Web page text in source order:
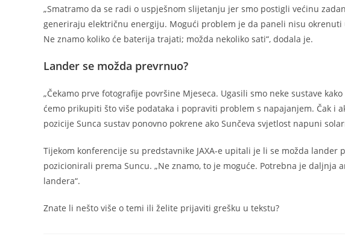
„Smatramo da se radi o uspješnom slijetanju jer smo postigli većinu
generiraju električnu energiju. Mogući problem je da paneli nisu
Ne znamo koliko će baterija trajati; možda nekoliko sati“, dodala je.
Lander se možda prevrnuo?
„Čekamo prve fotografije površine Mjeseca. Ugasili smo neke sustave
ćemo prikupiti što više podataka i popraviti problem s napajanjem. Čak i
pozicije Sunca sustav ponovno pokrene ako Sunčeva svjetlost napuni
Tijekom konferencije su predstavnike JAXA-e upitali je li se možda
pozicionirali prema Suncu. „Ne znamo, to je moguće. Potrebna je daljnja
landera“.
Znate li nešto više o temi ili želite prijaviti grešku u tekstu?